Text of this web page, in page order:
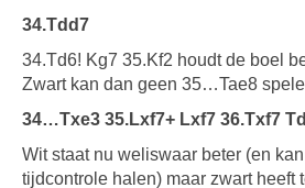
34.Tdd7
34.Td6! Kg7 35.Kf2 houdt de boel
Zwart kan dan geen 35…Tae8
34…Txe3 35.Lxf7+ Lxf7 36.Txf7
Wit staat nu weliswaar beter (en
tijdcontrole halen) maar zwart heeft